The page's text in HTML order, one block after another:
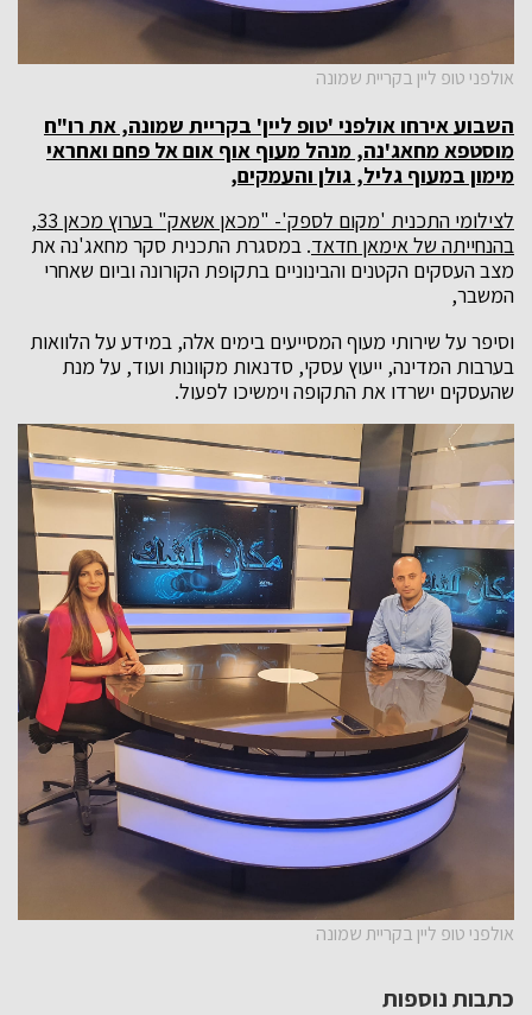
אולפני טופ ליין בקריית שמונה
השבוע אירחו אולפני 'טופ ליין' בקריית שמונה, את רו"ח
מוסטפא מחאג'נה, מנהל מעוף אוף אום אל פחם ואחראי
מימון במעוף גליל, גולן והעמקים,
לצילומי התכנית 'מקום לספק'- "מכאן אשאק" בערוץ מכאן 33,
בהנחייתה של אימאן חדאד. במסגרת התכנית סקר מחאג'נה את
מצב העסקים הקטנים והבינוניים בתקופת הקורונה וביום שאחרי
המשבר,
וסיפר על שירותי מעוף המסייעים בימים אלה, במידע על הלוואות
בערבות המדינה, ייעוץ עסקי, סדנאות מקוונות ועוד, על מנת
שהעסקים ישרדו את התקופה וימשיכו לפעול.
אולפני טופ ליין בקריית שמונה
כתבות נוספות